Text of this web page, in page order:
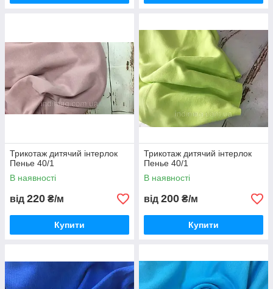
Трикотаж дитячий інтерлок
Пенье 40/1
В наявності
від 220 ₴/м
Купити
Трикотаж дитячий інтерлок
Пенье 40/1
В наявності
від 200 ₴/м
Купити